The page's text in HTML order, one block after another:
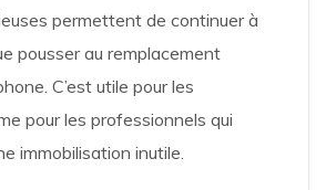
permettent de continuer à
pousser au remplacement
C’est utile pour les
pour les professionnels qui
immobilisation inutile.